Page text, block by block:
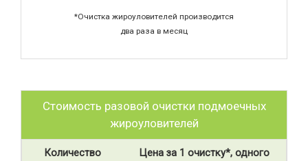
*Очистка жироуловителей производится
два раза в месяц
Стоимость разовой очистки подмоечных
жироуловителей
Количество
Цена за 1 очистку*, одного